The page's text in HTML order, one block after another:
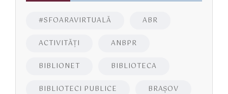
#SFOARAVIRTUALĂ ABR
ACTIVITĂŢI ANBPR
BIBLIONET BIBLIOTECA
BIBLIOTECI PUBLICE BRAŞOV